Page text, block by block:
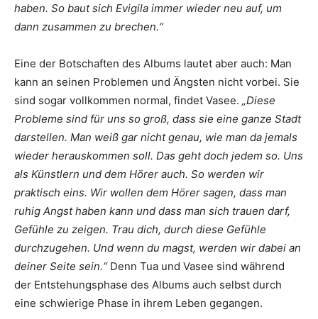
haben. So baut sich Evigila immer wieder neu auf, um
dann zusammen zu brechen.“
Eine der Botschaften des Albums lautet aber auch: Man
kann an seinen Problemen und Ängsten nicht vorbei. Sie
sind sogar vollkommen normal, findet Vasee. „Diese
Probleme sind für uns so groß, dass sie eine ganze Stadt
darstellen. Man weiß gar nicht genau, wie man da jemals
wieder herauskommen soll. Das geht doch jedem so. Uns
als Künstlern und dem Hörer auch. So werden wir
praktisch eins. Wir wollen dem Hörer sagen, dass man
ruhig Angst haben kann und dass man sich trauen darf,
Gefühle zu zeigen. Trau dich, durch diese Gefühle
durchzugehen. Und wenn du magst, werden wir dabei an
deiner Seite sein.“ Denn Tua und Vasee sind während
der Entstehungsphase des Albums auch selbst durch
eine schwierige Phase in ihrem Leben gegangen.